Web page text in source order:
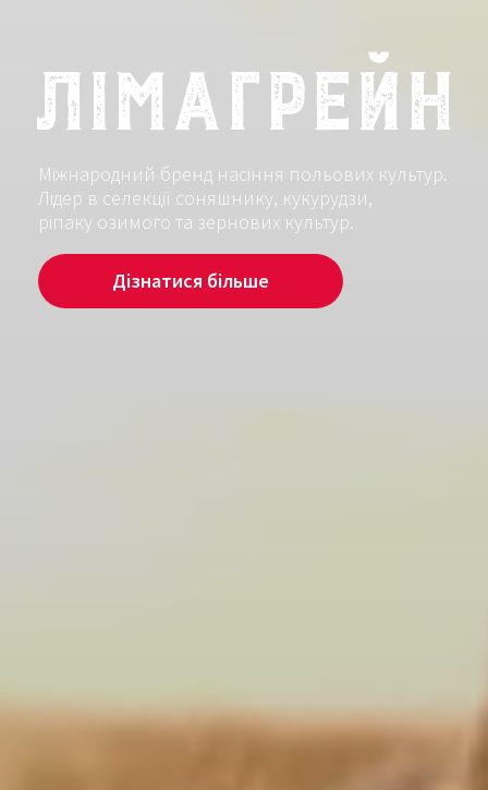
Лімагрейн
Міжнародний бренд насіння польових культур.
Лідер в селекції соняшнику, кукурудзи,
ріпаку озимого та зернових культур.
Дізнатися більше